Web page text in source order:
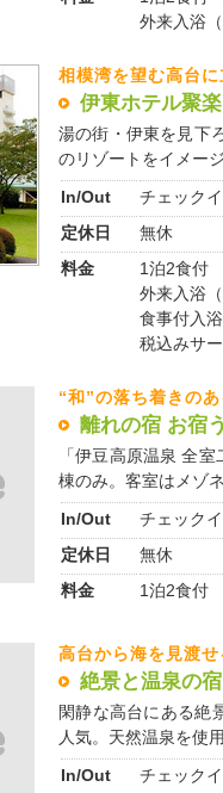
外来入浴
相模湾を望む高台
伊東ホテル聚楽
湯の街・伊東を見下
のリゾートをイメー
In/Out
チェック
定休日
無休
料金
1泊2食付
外来入浴
食事付入
税込みサ
“和”の落ち着きの
離れの宿 お宿
「伊豆高原温泉 全
棟のみ。客室はメゾ
In/Out
チェック
定休日
無休
料金
1泊2食付
高台から海を見渡
絶景と温泉の
閑静な高台にある絶
人気。天然温泉を使
In/Out
チェック